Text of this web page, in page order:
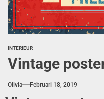
INTERIEUR
Vintage
Olivia Februari 18, 2019